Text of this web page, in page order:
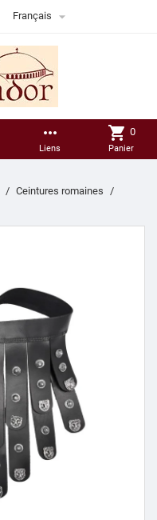
Français 
more_horiz
Liens
shopping_cart 0
Panier
Ceintures romaines